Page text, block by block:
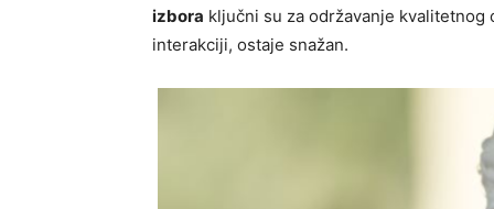
izbora ključni su za održavanje
interakciji, ostaje snažan.